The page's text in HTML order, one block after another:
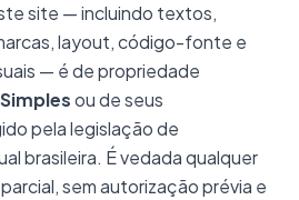
site — incluindo textos,
layout, código-fonte e
— é de propriedade
ou de seus
pela legislação de
brasileira. É vedada qualquer
sem autorização prévia e